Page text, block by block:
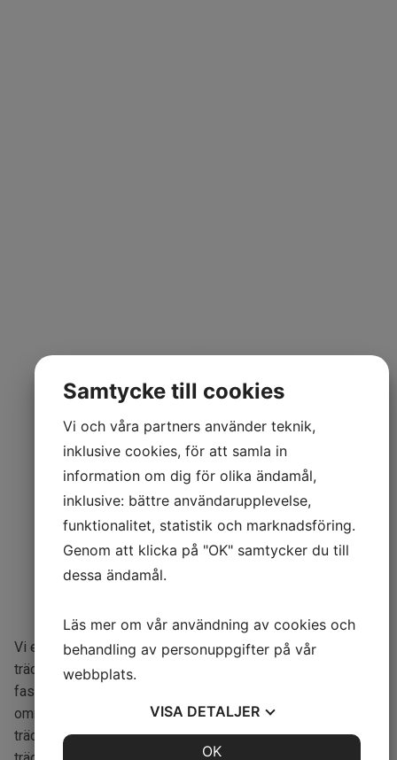
Välkommen till
Trädgårdsgöran i
Norrköping!
Vi erbjuder olika trädgårdstjänster som
trädgårdsanläggning, trädgårdsskötsel, entreprenad, yttre
fastighetsskötsel och trädbeskärning i Norrköping med
omnejd. Vi har personal utbildad i allt från anläggning till
trädgård. Håll din trädgård fin och inbjudande med vår
Samtycke till cookies
Vi och våra partners använder teknik,
inklusive cookies, för att samla in
information om dig för olika ändamål,
inklusive: bättre användarupplevelse,
funktionalitet, statistik och marknadsföring.
Genom att klicka på "OK" samtycker du till
dessa ändamål.
Läs mer om vår användning av cookies och
behandling av personuppgifter på vår
webbplats.
VISA DETALJER
OK